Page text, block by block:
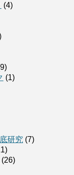
(4)
(1)
研究 (7)
(26)